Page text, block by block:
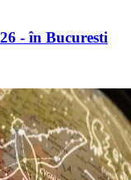
- în Bucuresti